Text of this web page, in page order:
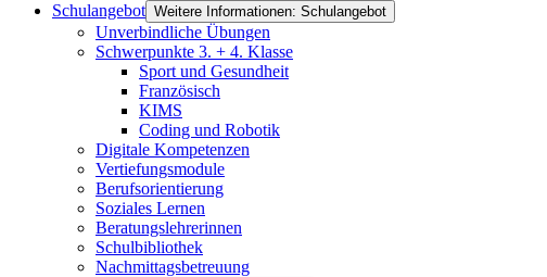
Schulangebot Weitere Informationen: Schulangebot
Unverbindliche Übungen
Schwerpunkte 3. + 4. Klasse
Sport und Gesundheit
Französisch
KIMS
Coding und Robotik
Digitale Kompetenzen
Vertiefungsmodule
Berufsorientierung
Soziales Lernen
Beratungslehrerinnen
Schulbibliothek
Nachmittagsbetreuung